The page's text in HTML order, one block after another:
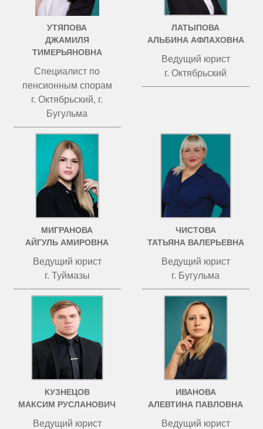
УТЯПОВА
ДЖАМИЛЯ
ТИМЕРЬЯНОВНА
Специалист по
пенсионным спорам
г. Октябрьский, г.
Бугульма
ЛАТЫПОВА
АЛЬБИНА АФЛАХОВНА
Ведущий юрист
г. Октябрьский
МИГРАНОВА
АЙГУЛЬ АМИРОВНА
Ведущий юрист
г. Туймазы
ЧИСТОВА
ТАТЬЯНА ВАЛЕРЬЕВНА
Ведущий юрист
г. Бугульма
КУЗНЕЦОВ
МАКСИМ РУСЛАНОВИЧ
Ведущий юрист
ИВАНОВА
АЛЕВТИНА ПАВЛОВНА
Ведущий юрист